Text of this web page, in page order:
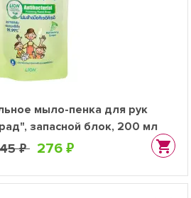
мыло-пенка для рук
запасной блок, 200 мл
₽ 276 ₽